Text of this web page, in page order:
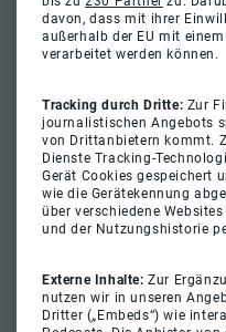
davon, dass mit ihrer
außerhalb der EU mit
verarbeitet werden können.
Tracking durch Dritte: Zur
journalistischen Angebots
von Drittanbietern kommt.
Dienste Tracking-
Gerät Cookies gespeichert
wie die Gerätekennung
über verschiedene
und der Nutzungshistorie
Externe Inhalte:Zur
nutzen wir in unseren
Dritter („Embeds“) wie